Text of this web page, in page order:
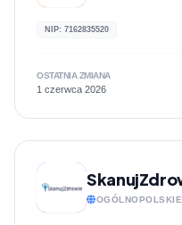
NIP: 7162835520
OSTATNIA ZMIANA
1 czerwca 2026
OGÓLNOPOLSKIE